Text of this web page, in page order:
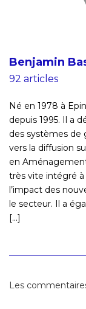
Benjamin
92 articles
Né en 1978 à
depuis 1995. Il a
des systèmes de
vers la diffusion
en
très vite intégré
l’impact des
le secteur. Il a
[...]
Les